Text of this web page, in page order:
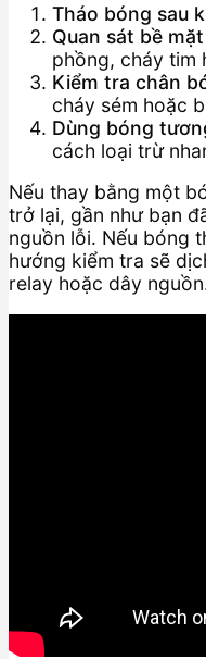
Tháo bóng sau
Quan sát bề
phồng, cháy tim
Kiểm tra chân
cháy sém hoặc
Dùng bóng
cách loại trừ
Nếu thay bằng một
trở lại, gần như bạn
nguồn lỗi. Nếu bóng
hướng kiểm tra sẽ
relay hoặc dây